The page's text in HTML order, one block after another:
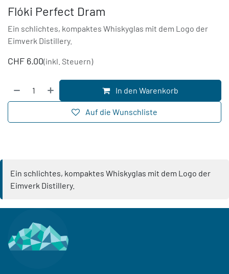
Flóki Perfect Dram
Ein schlichtes, kompaktes Whiskyglas mit dem Logo der
Eimverk Distillery.
CHF 6.00(inkl. Steuern)
In den Warenkorb
Auf die Wunschliste
Ein schlichtes, kompaktes Whiskyglas mit dem Logo der
Eimverk Distillery.